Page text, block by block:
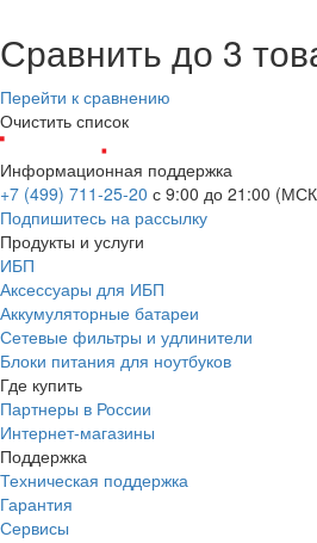
Сравнить до 3
Перейти к сравнению
Очистить список
Информационная поддержка
+7 (499) 711-25-20 с 9:00 до 21:00
Подпишитесь на рассылку
Продукты и услуги
ИБП
Аксессуары для ИБП
Аккумуляторные батареи
Сетевые фильтры и удлинители
Блоки питания для ноутбуков
Где купить
Партнеры в России
Интернет-магазины
Поддержка
Техническая поддержка
Гарантия
Сервисы